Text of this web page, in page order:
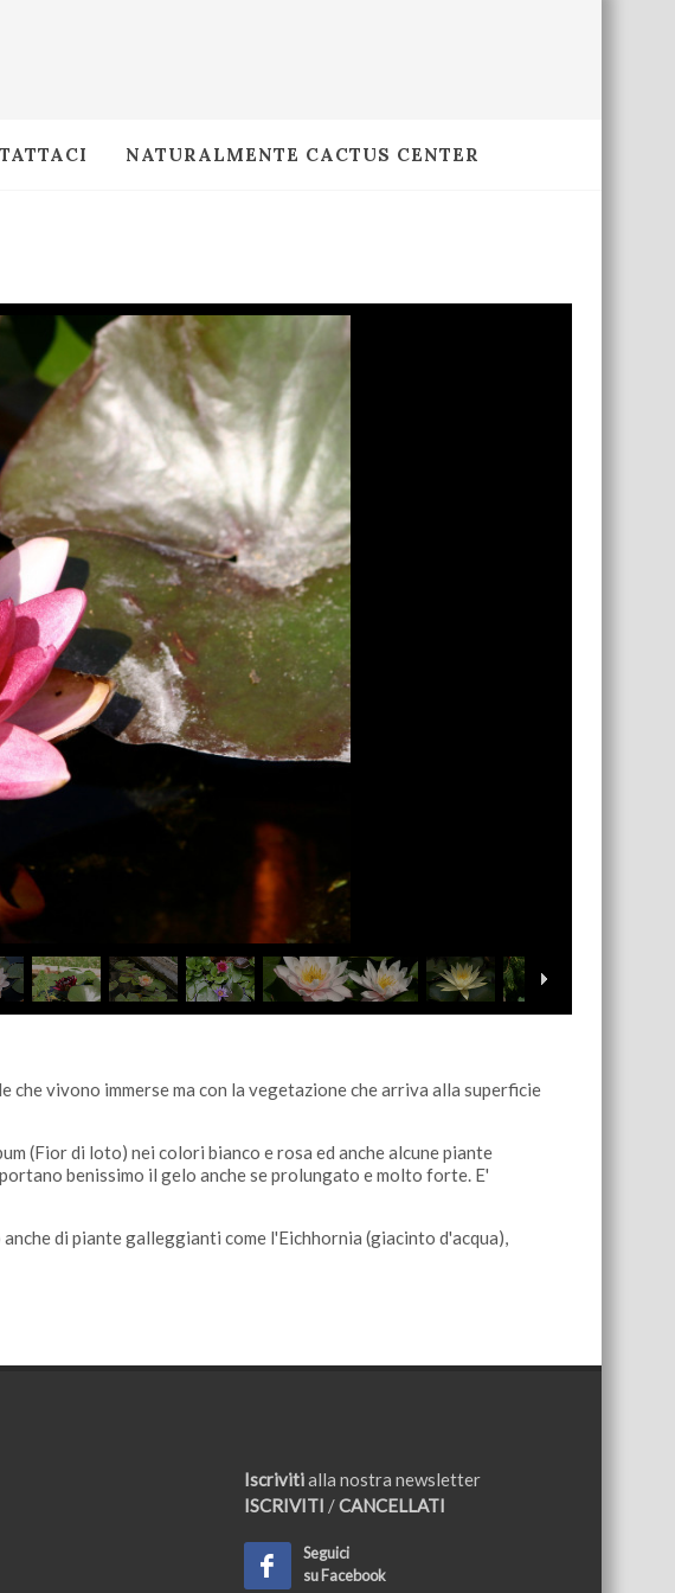
NATURALMENTE CACTUS CENTER
che vivono immerse ma con la vegetazione che arriva alla superficie
(Fior di loto) nei colori bianco e rosa ed anche alcune piante
benissimo il gelo anche se prolungato e molto forte. E'
di piante galleggianti come l'Eichhornia (giacinto d'acqua),
Iscrivitialla nostra newsletter
ISCRIVITI /CANCELLATI
Seguici
su Facebook